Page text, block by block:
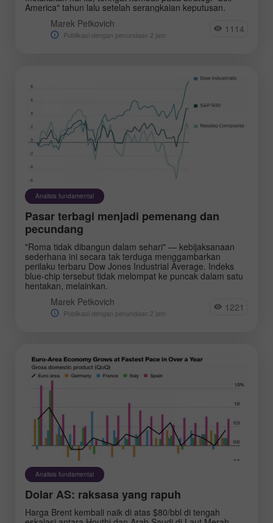
America" tahun lalu setelah serangkaian keputusan.
Marek Petkovich
Publikasi dengan penundaan 2 jam 1114
Analisis fundamental
Pasar terbagi menjadi pemenang dan
pecundang
"Roma tidak dibangun dalam sehari" — kebijaksanaan
sederhana ini secara tak terduga menggambarkan
perilaku terbaru Dow Jones Industrial Average. Indeks
blue-chip tersebut tidak melompat ke puncak dalam satu
hentakan, melainkan.
Marek Petkovich
Publikasi dengan penundaan 2 jam 1221
Analisis fundamental
Dolar AS: raksasa yang rapuh
Harga Brent kembali naik di atas $80/bbl di tengah